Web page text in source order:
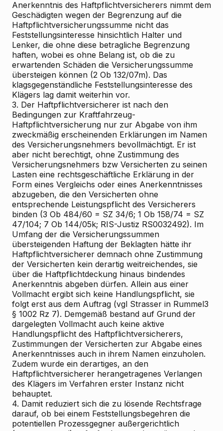
Anerkenntnis des Haftpflichtversicherers nimmt dem
Geschädigten wegen der Begrenzung auf die
Haftpflichtversicherungssumme nicht das
Feststellungsinteresse hinsichtlich Halter und
Lenker, die ohne diese betragliche Begrenzung
haften, wobei es ohne Belang ist, ob die zu
erwartenden Schäden die Versicherungssumme
übersteigen können (2 Ob 132/07m). Das
klagsgegenständliche Feststellungsinteresse des
Klägers lag damit weiterhin vor.
3. Der Haftpflichtversicherer ist nach den
Bedingungen zur Kraftfahrzeug-
Haftpflichtversicherung nur zur Abgabe von ihm
zweckmäßig erscheinenden Erklärungen im Namen
des Versicherungsnehmers bevollmächtigt. Er ist
aber nicht berechtigt, ohne Zustimmung des
Versicherungsnehmers bzw Versicherten zu seinen
Lasten eine rechtsgeschäftliche Erklärung in der
Form eines Vergleichs oder eines Anerkenntnisses
abzugeben, die den Versicherten ohne
entsprechende Leistungspflicht des Versicherers
binden (3 Ob 484/60 = SZ 34/6; 1 Ob 158/74 = SZ
47/104; 7 Ob 144/05k; RIS-Justiz RS0032492). Im
Umfang der die Versicherungssummen
übersteigenden Haftung der Beklagten hätte ihr
Haftpflichtversicherer demnach ohne Zustimmung
der Versicherten kein derartig weitreichendes, sie
über die Haftpflichtdeckung hinaus bindendes
Anerkenntnis abgeben dürfen. Allein aus einer
Vollmacht ergibt sich keine Handlungspflicht, sie
folgt erst aus dem Auftrag (vgl Strasser in Rummel3
§ 1002 Rz 7). Demgemäß bestand auf Grund der
dargelegten Vollmacht auch keine aktive
Handlungspflicht des Haftpflichtversicherers,
Zustimmungen der Versicherten zur Abgabe eines
Anerkenntnisses auch in ihrem Namen einzuholen.
Zudem wurde ein derartiges, an den
Haftpflichtversicherer herangetragenes Verlangen
des Klägers im Verfahren erster Instanz nicht
behauptet.
4. Damit reduziert sich die zu lösende Rechtsfrage
darauf, ob bei einem Feststellungsbegehren die
potentiellen Prozessgegner außergerichtlich